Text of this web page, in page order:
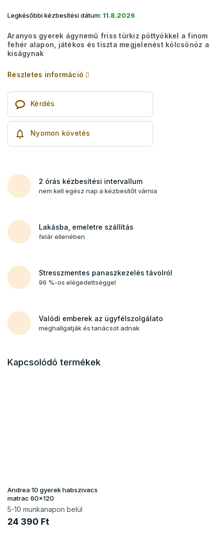
Legkésőbbi kézbesítési dátum: 11.8.2026
Aranyos gyerek ágynemű friss türkiz pöttyökkel a finom
fehér alapon, játékos és tiszta megjelenést kölcsönöz a
kiságynak
Részletes információ
Kérdés
Nyomon követés
2 órás kézbesítési intervallum
nem kell egész nap a kézbesítőt várnia
Lakásba, emeletre szállítás
felár ellenében
Stresszmentes panaszkezelés távolról
96 %-os elégedettséggel
Valódi emberek az ügyfélszolgálato
meghallgatják és tanácsot adnak
Kapcsolódó termékek
Andrea 10 gyerek habszivacs
matrac 60x120
5-10 munkanapon belül
24 390 Ft